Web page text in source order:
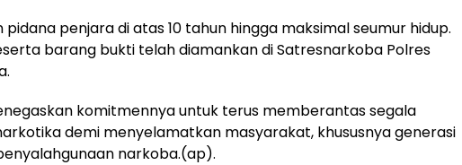
pidana penjara di atas 10 tahun hingga maksimal seumur hidup.
barang bukti telah diamankan di Satresnarkoba Polres
komitmennya untuk terus memberantas segala
demi menyelamatkan masyarakat, khususnya generasi
narkoba.(ap).